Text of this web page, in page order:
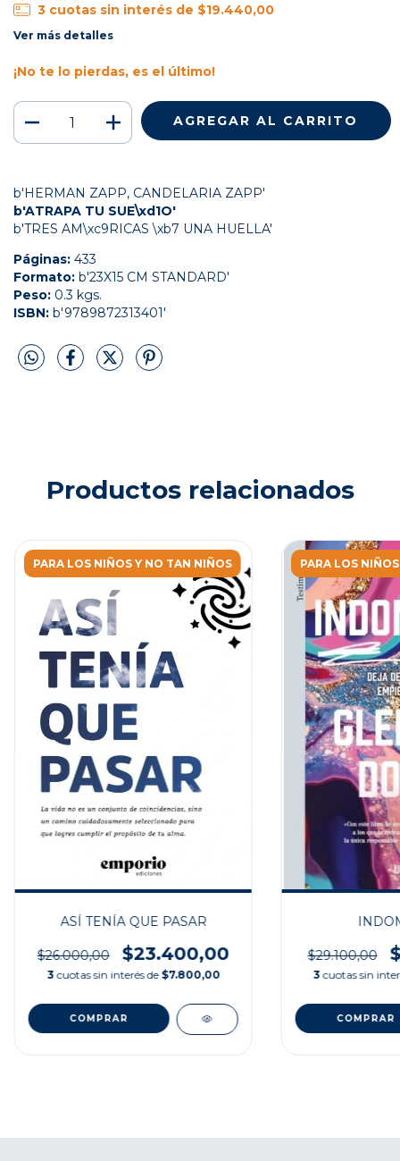
3 cuotas sin interés de $19.440,00
Ver más detalles
¡No te lo pierdas, es el último!
b'HERMAN ZAPP, CANDELARIA ZAPP'
b'ATRAPA TU SUE\xd1O'
b'TRES AM\xc9RICAS \xb7 UNA HUELLA'
Páginas: 433
Formato: b'23X15 CM STANDARD'
Peso: 0.3 kgs.
ISBN: b'9789872313401'
Productos relacionados
PARA LOS NIÑOS Y NO TAN NIÑOS
ASÍ TENÍA QUE PASAR
$26.000,00 $23.400,00
3 cuotas sin interés de $7.800,00
PARA LOS
$29.100,00
3 cuotas sin